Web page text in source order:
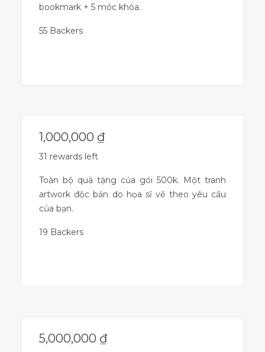
bookmark + 5 móc khóa.
55 Backers
1,000,000 ₫
31 rewards left
Toàn bộ quà tặng của gói 500k. Một tranh
artwork độc bản do họa sĩ vẽ theo yêu cầu
của bạn.
19 Backers
5,000,000 ₫